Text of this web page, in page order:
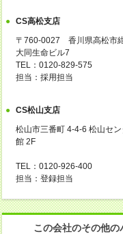
CS高松支店
〒760-0027 香川県高松市
大同生命ビル7
TEL：0120-829-575
担当：採用担当
CS松山支店
松山市三番町 4-4-6 松山セ
館 2F
TEL：0120-926-400
担当：登録担当
この会社のその他の